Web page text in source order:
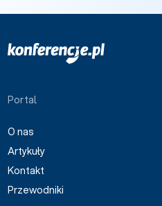
Portal
O nas
Artykuły
Kontakt
Przewodniki